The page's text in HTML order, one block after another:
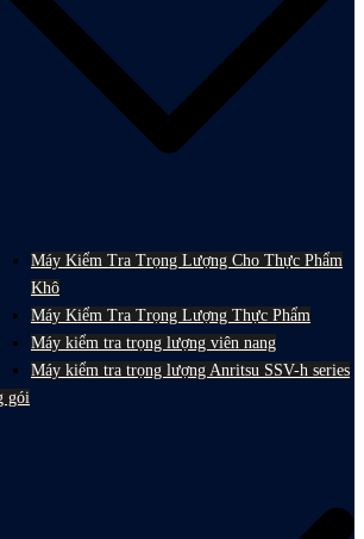
Máy Kiểm Tra Trọng Lượng Cho Thực Phẩm
Khô
Máy Kiểm Tra Trọng Lượng Thực Phẩm
Máy kiểm tra trọng lượng viên nang
Máy kiểm tra trọng lượng Anritsu SSV-h series
gói